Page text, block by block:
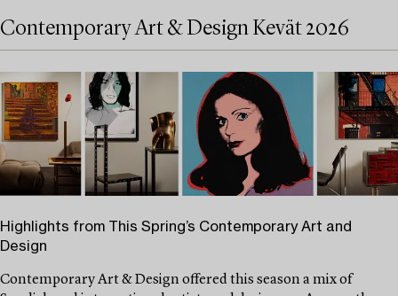
Contemporary Art & Design Kevät 2026
Highlights from This Spring’s Contemporary Art and
Design
Contemporary Art & Design offered this season a mix of